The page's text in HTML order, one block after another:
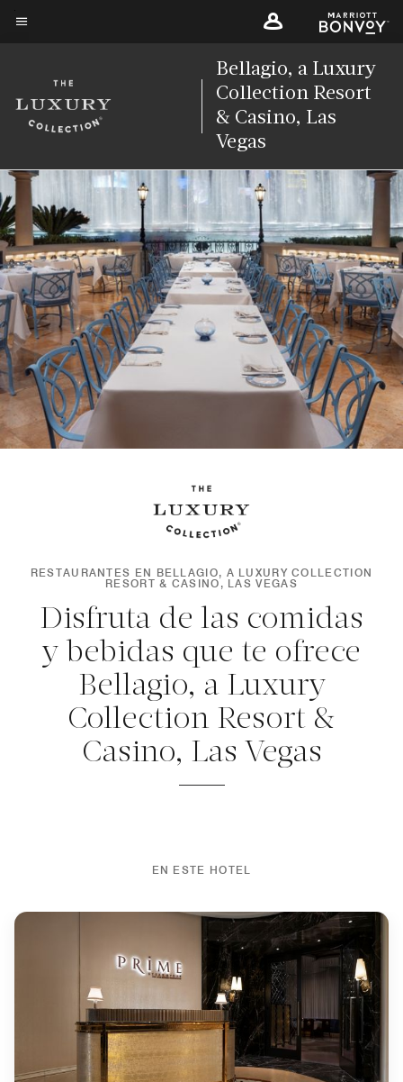
Skip
content
Bellagio, a Luxury
Collection Resort
& Casino, Las
Vegas
RESTAURANTES EN BELLAGIO, A LUXURY COLLECTION
RESORT & CASINO, LAS VEGAS
Disfruta de las comidas
y bebidas que te ofrece
Bellagio, a Luxury
Collection Resort &
Casino, Las Vegas
EN ESTE HOTEL